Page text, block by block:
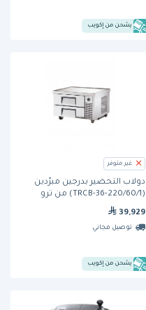
يشحن من إكويب
غير متوفر
دولاب التحضير بدرجين مبرَّدين
(TRCB-36-220/60/1) من ترو
39,929
توصيل مجاني
يشحن من إكويب